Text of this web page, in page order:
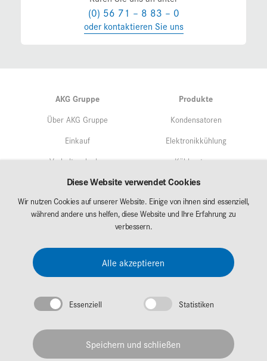
(0) 56 71 – 8 83 – 0
oder kontaktieren Sie uns
AKG Gruppe
Über AKG Gruppe
Einkauf
Verhaltenskodex
Qualitätsmangement
Umweltschutz/Nachhaltigkeit
Forschung & Entwicklung
Produkte
Kondensatoren
Elektronikkühlung
Kühlsysteme
Service
Märkte
Messen
Impressum
Datenschutz
Diese Website verwendet Cookies
Wir nutzen Cookies auf unserer Website. Einige von ihnen sind essenziell,
während andere uns helfen, diese Website und Ihre Erfahrung zu
verbessern.
Alle akzeptieren
Essenziell Statistiken
Speichern und schließen